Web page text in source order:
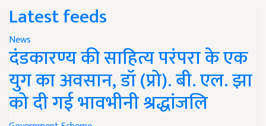
Latest feeds
News
दंडकारण्य की साहित्य परंपरा के एक
युग का अवसान, डॉ (प्रो). बी. एल. झा
को दी गई भावभीनी श्रद्धांजलि